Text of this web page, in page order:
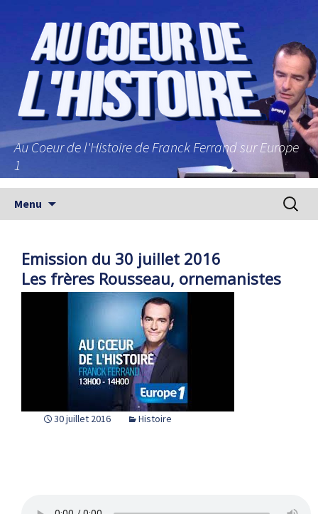
Au Coeur de l'Histoire de Franck Ferrand sur Europe
1
Menu
Emission du 30 juillet 2016
Les frères Rousseau, ornemanistes
30 juillet 2016 Histoire